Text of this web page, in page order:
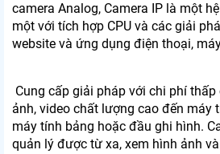
camera Analog, Camera IP là một
một với tích hợp CPU và các giải
website và ứng dụng điện thoại,
Cung cấp giải pháp với chi phí thấp
ảnh, video chất lượng cao đến máy
máy tính bảng hoặc đầu ghi hình.
quản lý được từ xa, xem hình ảnh